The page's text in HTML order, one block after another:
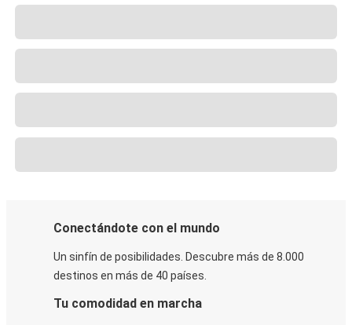
Conectándote con el mundo
Un sinfín de posibilidades. Descubre más de 8.000
destinos en más de 40 países.
Tu comodidad en marcha